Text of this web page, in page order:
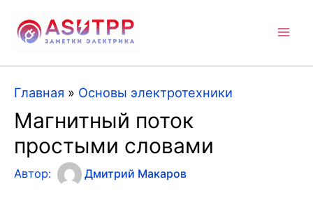
Главная » Основы электротехники
Магнитный поток
простыми словами
Автор: Дмитрий Макаров